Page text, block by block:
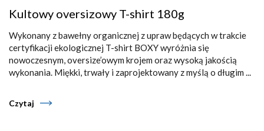
Kultowy oversizowy T-shirt 180g
Wykonany z bawełny organicznej z upraw będących w trakcie
certyfikacji ekologicznej T-shirt BOXY wyróżnia się
nowoczesnym, oversize’owym krojem oraz wysoką jakością
wykonania. Miękki, trwały i zaprojektowany z myślą o długim ...
Czytaj